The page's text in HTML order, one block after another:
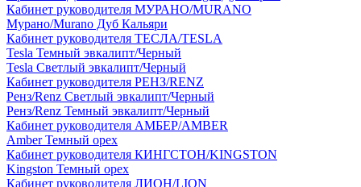
Кабинет руководителя МУРАНО/MURANO
Мурано/Murano Дуб Кальяри
Кабинет руководителя ТЕСЛА/TESLA
Tesla Темный эвкалипт/Черный
Tesla Светлый эвкалипт/Черный
Кабинет руководителя РЕНЗ/RENZ
Ренз/Renz Светлый эвкалипт/Черный
Ренз/Renz Темный эвкалипт/Черный
Кабинет руководителя АМБЕР/AMBER
Amber Темный орех
Кабинет руководителя КИНГСТОН/KINGSTON
Kingston Темный орех
Кабинет руководителя ЛИОН/LION